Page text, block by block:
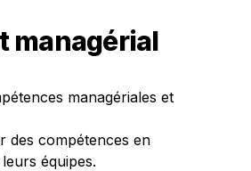
managérial
managériales et
des compétences en
équipes.